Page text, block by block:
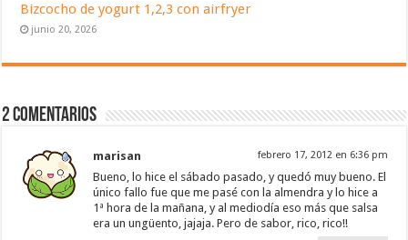
Bizcocho de yogurt 1,2,3 con airfryer
junio 20, 2026
2 Comentarios
marisan febrero 17, 2012 en 6:36 pm
Bueno, lo hice el sábado pasado, y quedó muy bueno. El
único fallo fue que me pasé con la almendra y lo hice a
1ª hora de la mañana, y al mediodía eso más que salsa
era un ungüento, jajaja. Pero de sabor, rico, rico!!